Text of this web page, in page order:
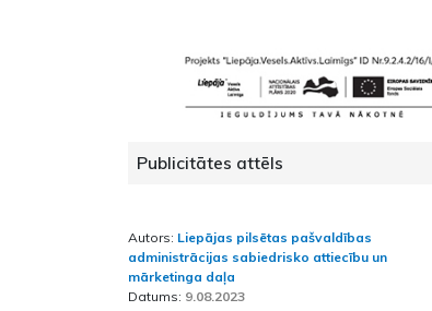
Publicitātes attēls
Autors: Liepājas pilsētas pašvaldības
administrācijas sabiedrisko attiecību un
mārketinga daļa
Datums: 9.08.2023